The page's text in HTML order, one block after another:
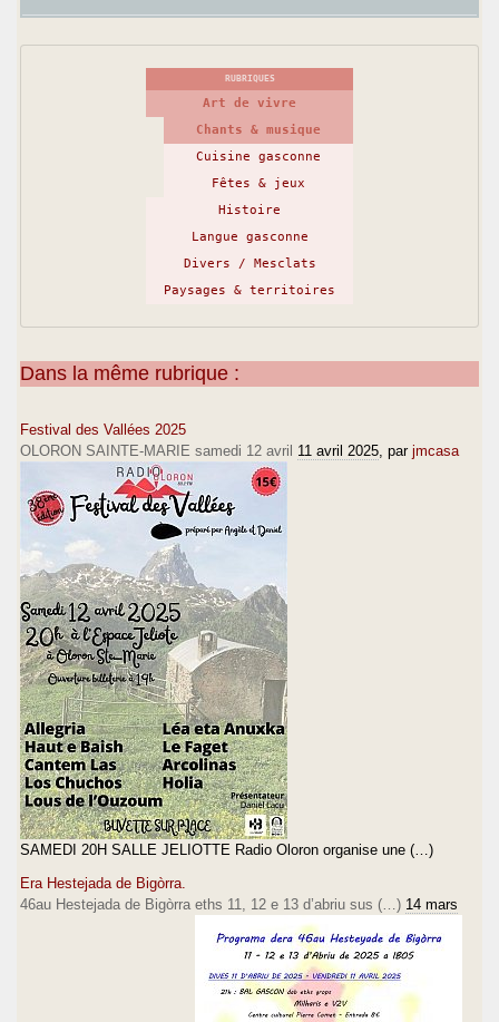
RUBRIQUES
Art de vivre
Chants & musique
Cuisine gasconne
Fêtes & jeux
Histoire
Langue gasconne
Divers / Mesclats
Paysages & territoires
Dans la même rubrique :
Festival des Vallées 2025
OLORON SAINTE-MARIE samedi 12 avril 11 avril 2025 , par jmcasa
SAMEDI 20H SALLE JELIOTTE Radio Oloron organise une (…)
Era Hestejada de Bigòrra.
46au Hestejada de Bigòrra eths 11, 12 e 13 d’abriu sus (…) 14 mars